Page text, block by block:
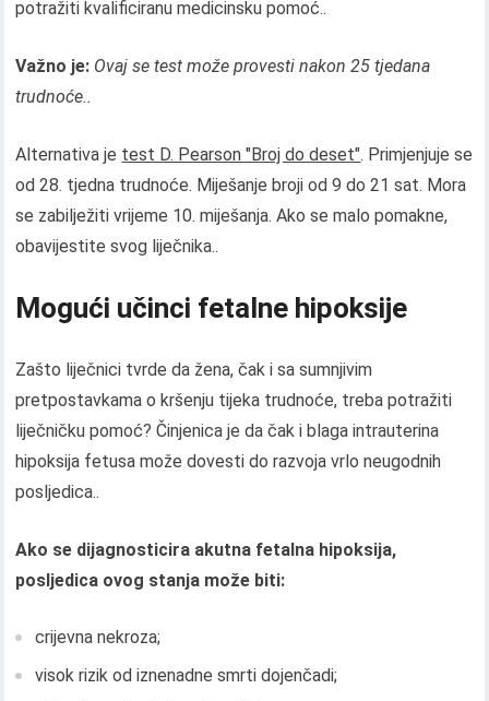
potražiti kvalificiranu medicinsku pomoć..
Važno je: Ovaj se test može provesti nakon 25 tjedana
trudnoće..
Alternativa je test D. Pearson "Broj do deset". Primjenjuje se
od 28. tjedna trudnoće. Miješanje broji od 9 do 21 sat. Mora
se zabilježiti vrijeme 10. miješanja. Ako se malo pomakne,
obavijestite svog liječnika..
Mogući učinci fetalne hipoksije
Zašto liječnici tvrde da žena, čak i sa sumnjivim
pretpostavkama o kršenju tijeka trudnoće, treba potražiti
liječničku pomoć? Činjenica je da čak i blaga intrauterina
hipoksija fetusa može dovesti do razvoja vrlo neugodnih
posljedica..
Ako se dijagnosticira akutna fetalna hipoksija,
posljedica ovog stanja može biti:
crijevna nekroza;
visok rizik od iznenadne smrti dojenčadi;